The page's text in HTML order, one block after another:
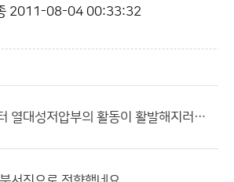
2011-08-04 00:33:32
벌써부터 열대성저압부의 활동이 활발해지러고합니다